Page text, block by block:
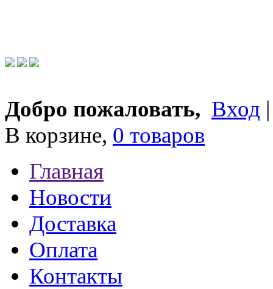
Добро пожаловать, Вход
В корзине, 0 товаров
Главная
Новости
Доставка
Оплата
Контакты